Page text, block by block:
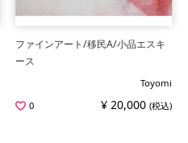
ファインアート/移民A/小品エスキ
ース
Toyomi
0
¥ 20,000 (税込)